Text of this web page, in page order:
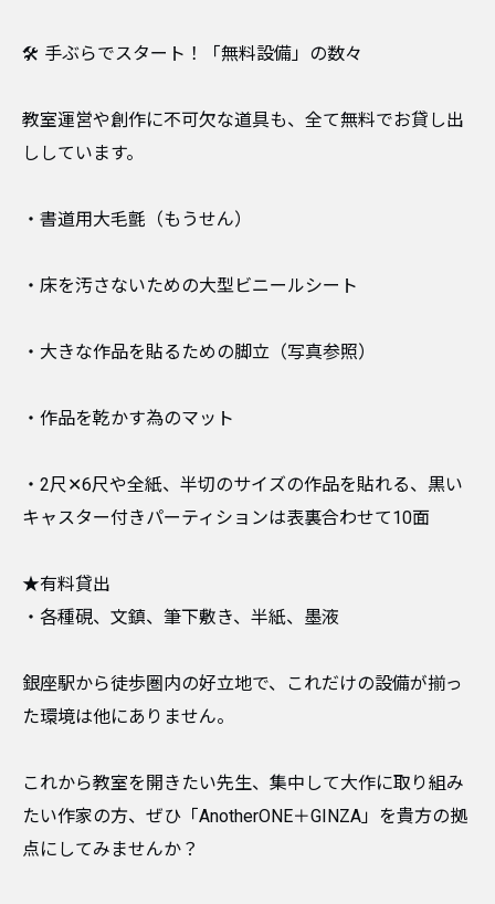
​🛠️ 手ぶらでスタート！「無料設備」の数々
教室運営や創作に不可欠な道具も、全て無料でお貸し出
ししています。
・書道用大毛氈（もうせん）
・床を汚さないための大型ビニールシート
・大きな作品を貼るための脚立（写真参照）
・作品を乾かす為のマット
・2尺✕6尺や全紙、半切のサイズの作品を貼れる、黒い
キャスター付きパーティションは表裏合わせて10面
★有料貸出
・各種硯、文鎮、筆下敷き、半紙、墨液
​銀座駅から徒歩圏内の好立地で、これだけの設備が揃っ
た環境は他にありません。
​これから教室を開きたい先生、集中して大作に取り組み
たい作家の方、ぜひ「AnotherONE＋GINZA」を貴方の拠
点にしてみませんか？